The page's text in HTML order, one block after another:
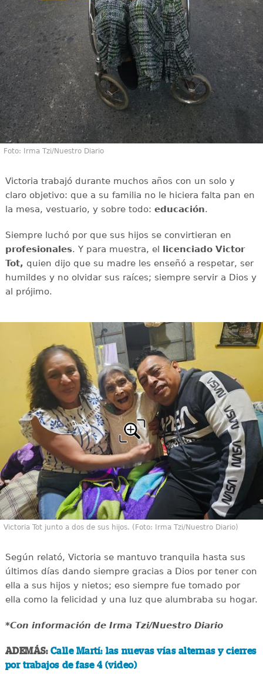
Foto: Irma Tzi/Nuestro Diario
Victoria trabajó durante muchos años con un solo y
claro objetivo: que a su familia no le hiciera falta pan en
la mesa, vestuario, y sobre todo: educación.
Siempre luchó por que sus hijos se convirtieran en
profesionales. Y para muestra, el licenciado Victor
Tot, quien dijo que su madre les enseñó a respetar, ser
humildes y no olvidar sus raíces; siempre servir a Dios y
al prójimo.
Victoria Tot junto a dos de sus hijos. (Foto: Irma Tzi/Nuestro Diario)
Según relató, Victoria se mantuvo tranquila hasta sus
últimos días dando siempre gracias a Dios por tener con
ella a sus hijos y nietos; eso siempre fue tomado por
ella como la felicidad y una luz que alumbraba su hogar.
*Con información de Irma Tzi/Nuestro Diario
ADEMÁS: Calle Martí: las nuevas vías alternas y cierres
por trabajos de fase 4 (video)